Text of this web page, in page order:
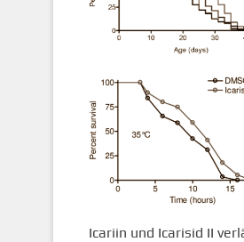
Icariin und Icarisid II